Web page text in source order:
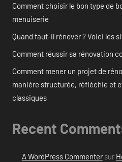
Comment choisir le bon type de
menuiserie
Quand faut-il rénover ? Voici les
Comment réussir sa rénovation
Comment mener un projet de
manière structurée, réfléchie et
classiques
Recent
A WordPress Commentersur